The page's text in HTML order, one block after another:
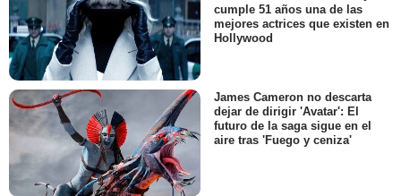
cumple 51 años una de las
mejores actrices que existen en
Hollywood
James Cameron no descarta
dejar de dirigir 'Avatar': El
futuro de la saga sigue en el
aire tras 'Fuego y ceniza'